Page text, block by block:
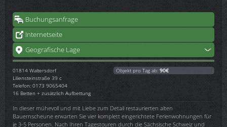
Buchungsanfrage
Internetseite
Geografische Lage
01814 Waltersdorf
Liliensteinstraße 39 c
Telefon: 0173 9065404
16 Betten + zusätzlich Aufbettung
Objekt pro Tag ab: 90€
In dieser mühevoll und mit Liebe zum Detail restaurierten alten
Bauernscheune erwarten Sie vier komplett eingerichtete Ferienwohnungen für
je 3-5 Personen. Nach Ihren Tagestouren durch die Sächsische Schweiz und